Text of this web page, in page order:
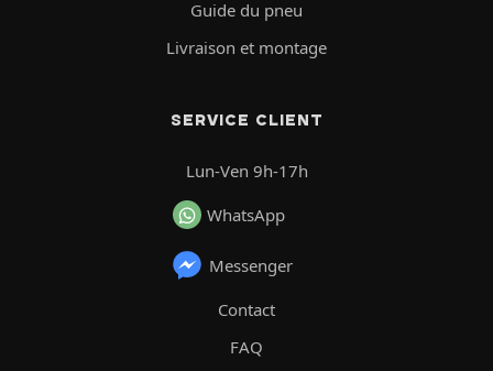
Guide du pneu
Livraison et montage
SERVICE CLIENT
Lun-Ven 9h-17h
WhatsApp
Messenger
Contact
FAQ